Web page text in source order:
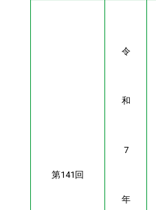
第141回
令
和
7
年